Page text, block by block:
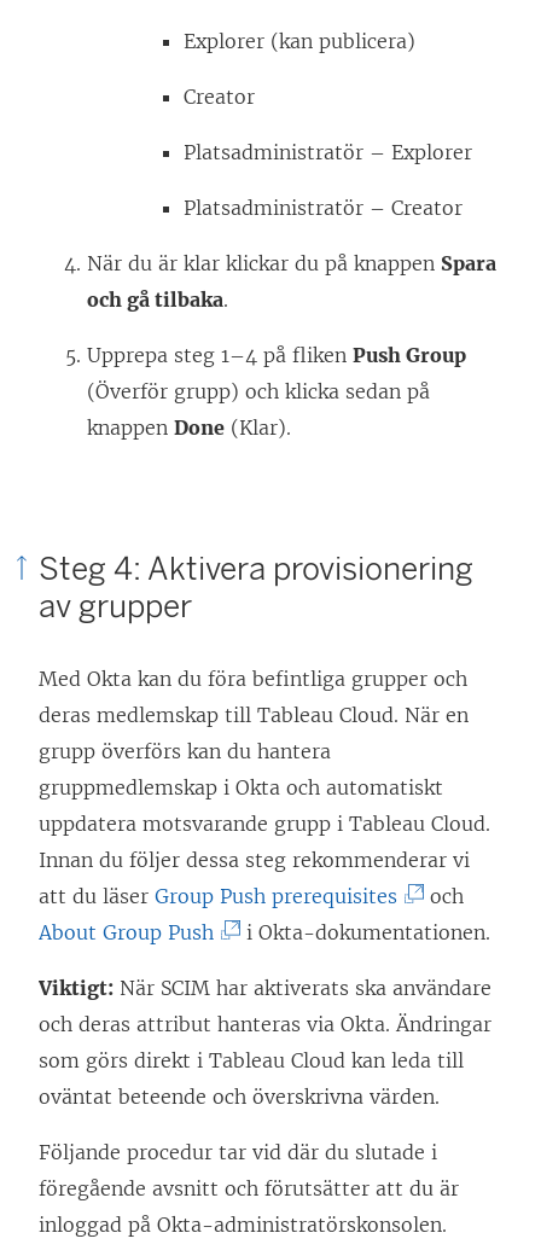
Explorer (kan publicera)
Creator
Platsadministratör – Explorer
Platsadministratör – Creator
När du är klar klickar du på knappen Spara
och gå tilbaka.
Upprepa steg 1–4 på fliken Push Group
(Överför grupp) och klicka sedan på
knappen Done (Klar).
Steg 4: Aktivera provisionering
av grupper
Med Okta kan du föra befintliga grupper och
deras medlemskap till Tableau Cloud. När en
grupp överförs kan du hantera
gruppmedlemskap i Okta och automatiskt
uppdatera motsvarande grupp i Tableau Cloud.
Innan du följer dessa steg rekommenderar vi
att du läser Group Push prerequisites
L
ö
p
p
och
About Group Push
n
ö
p
i Okta-dokumentationen.
Viktigt: När SCIM har aktiverats ska användare
och deras attribut hanteras via Okta. Ändringar
som görs direkt i Tableau Cloud kan leda till
oväntat beteende och överskrivna värden.
Följande procedur tar vid där du slutade i
föregående avsnitt och förutsätter att du är
inloggad på Okta-administratörskonsolen.